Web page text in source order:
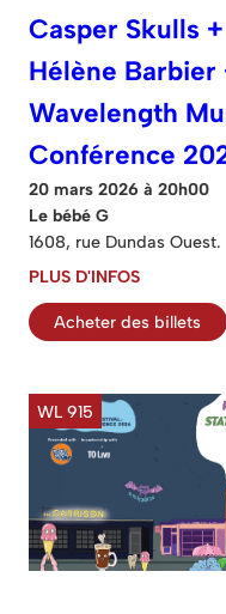
Casper Skulls
Hélène Barbier
Wavelength
Conférence
20 mars 2026 à 20h00
Le bébé G
1608, rue Dundas Ouest.
PLUS D'INFOS
Acheter des billets
WL 915